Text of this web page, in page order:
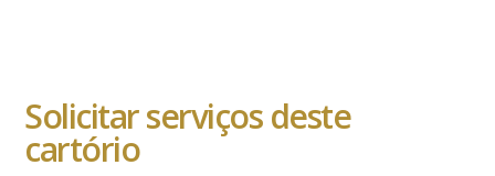
Solicitar serviços deste
cartório